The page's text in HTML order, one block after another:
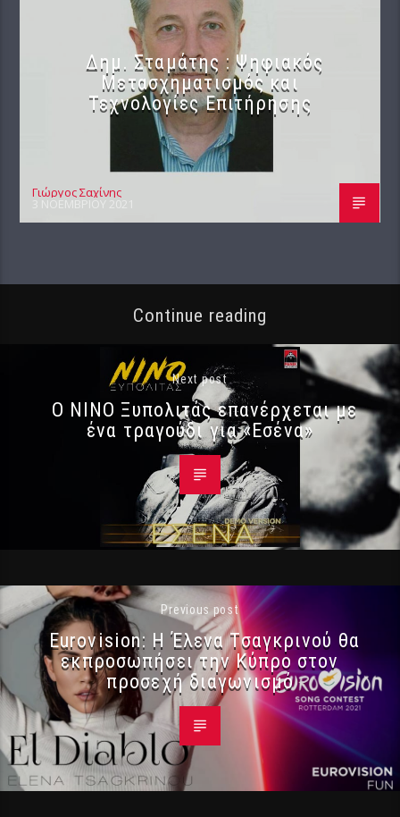
Δημ. Σταμάτης : Ψηφιακός
Μετασχηματισμός και
Τεχνολογίες Επιτήρησης
Γιώργος Σαχίνης
3 ΝΟΕΜΒΡΊΟΥ 2021
Continue reading
Next post
Ο NINO Ξυπολιτάς επανέρχεται με
ένα τραγούδι για «Εσένα»
Previous post
Eurovision: Η Έλενα Τσαγκρινού θα
εκπροσωπήσει την Κύπρο στον
προσεχή διαγωνισμό